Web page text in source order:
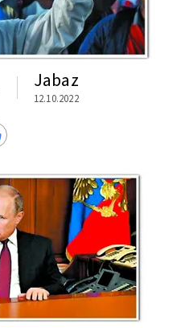
Jabaz
12.10.2022